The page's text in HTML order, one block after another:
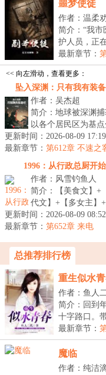
噩梦使徒
作者：温柔
简介：“我
护人员，正
最新章节：
<< 向左滑动，查看更多：
坠入深渊：只有我有装
作者：吴杰超
简介：地球被深渊捕
以各个居民区为基
坠入深渊艰难求生，
者一边要面对深渊的
环境，一边...
更新时间：2026-08-09
最新章节： 第612章 不速之
1996：从行政总厨开始
作者：风雪钓鱼人
简介：【美食文】+
代文】+【多女主】
房职场】曾经新式融
掌门人陈芝虎重生了
更新时间：2026-08-09
最新章节： 第652章 来电
总推荐排行榜
重生似水
作者：鱼人
简介：回到
十字路口。
憾，...
最新章节：
魔临
作者：纯洁